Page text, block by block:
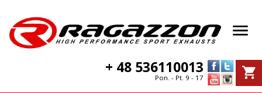
+ 48 536110013
Pon. - Pt. 9 - 17